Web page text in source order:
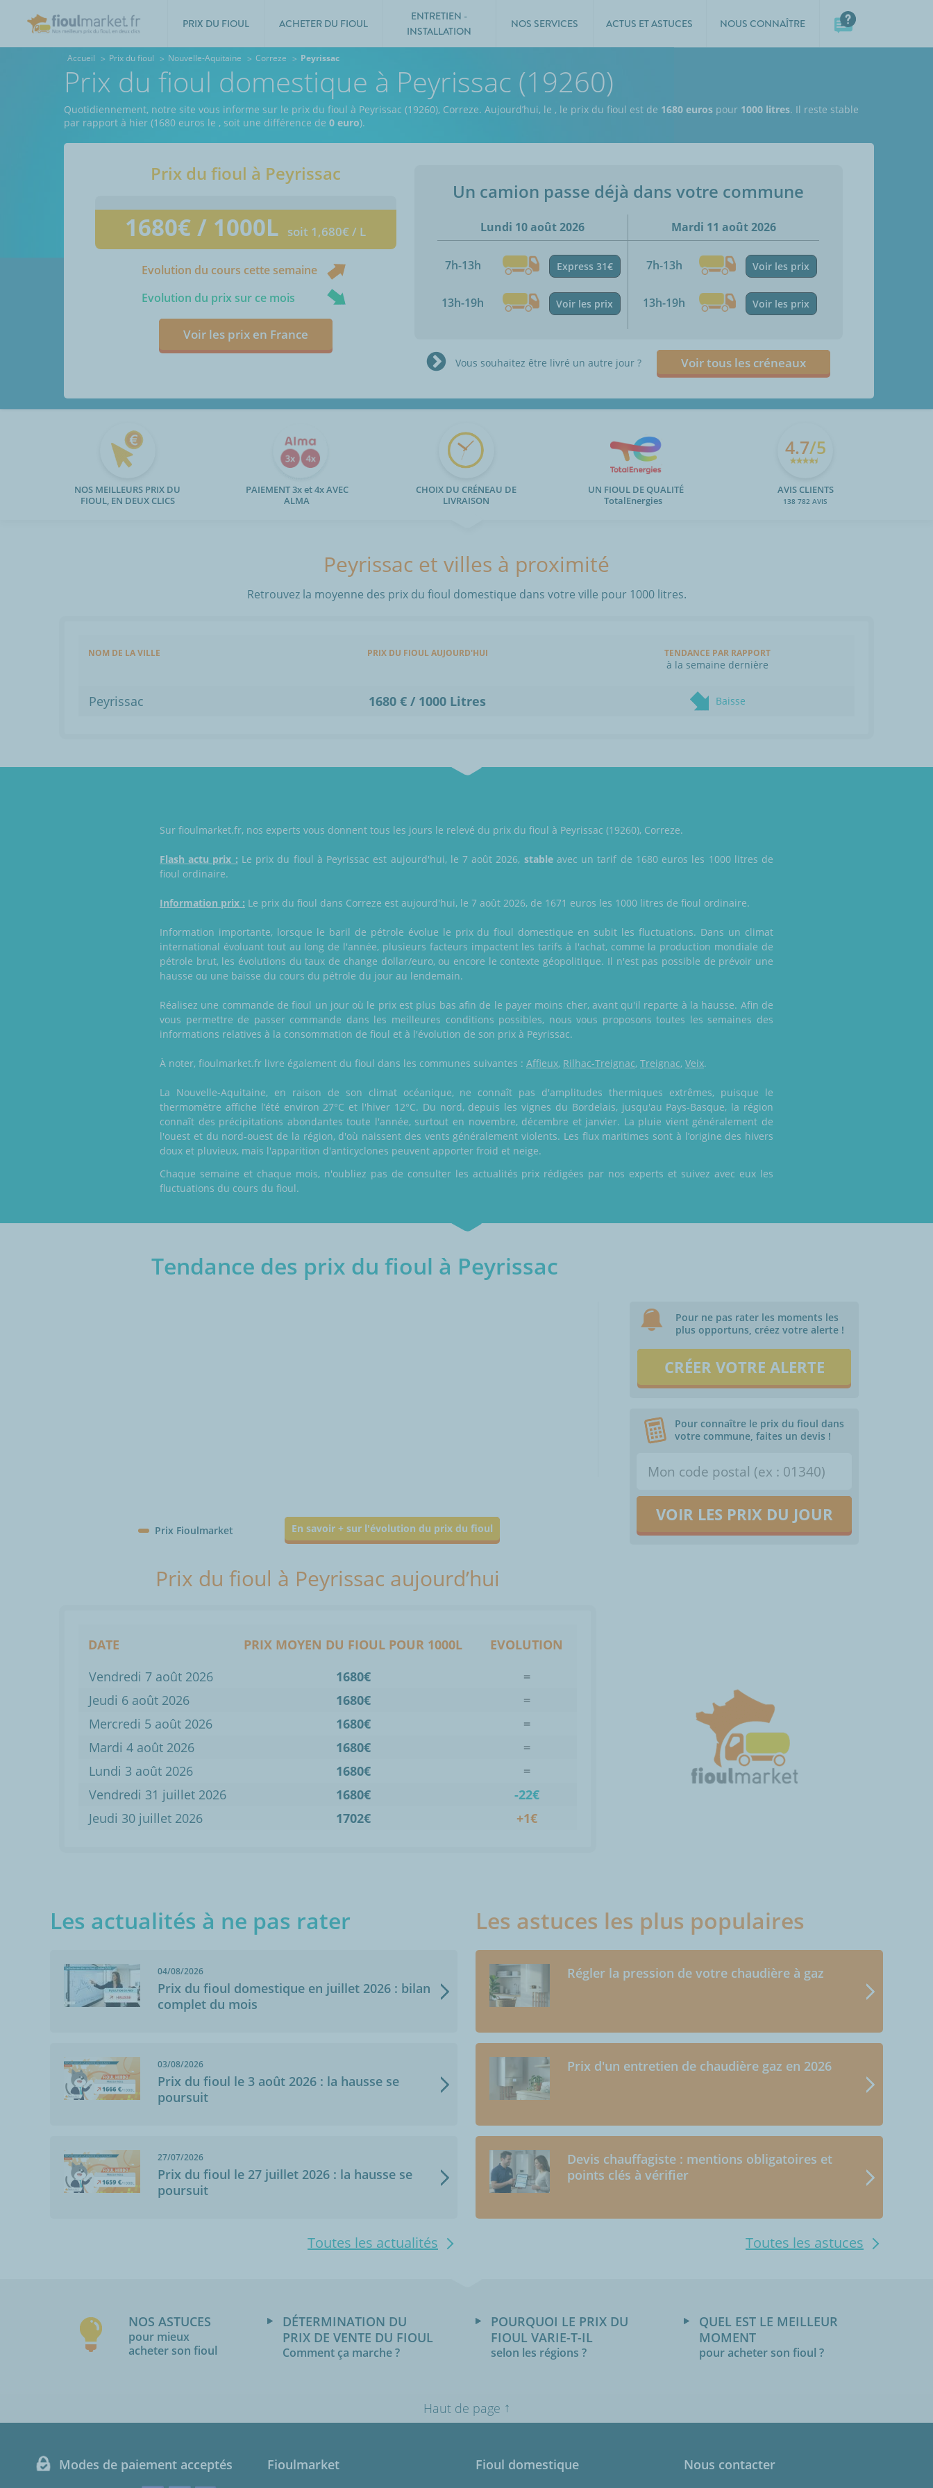
PRIX DU FIOUL ACHETER DU FIOUL
ENTRETIEN -
INSTALLATION
NOS SERVICES ACTUS ET ASTUCES NOUS CONNAÎTRE
Accueil Prix du fioul Nouvelle-Aquitaine Correze Peyrissac
Prix du fioul domestique à Peyrissac (19260)
Quotidiennement, notre site vous informe sur le prix du fioul à Peyrissac (19260), Correze. Aujourd’hui, le , le prix du fioul est de 1680 euros pour 1000 litres. Il reste stable
par rapport à hier (1680 euros le , soit une différence de 0 euro).
Prix du fioul à Peyrissac
1680€ / 1000L soit 1,680€ / L
Evolution du cours cette semaine
Evolution du prix sur ce mois
Voir les prix en France
Un camion passe déjà dans votre commune
Lundi 10 août 2026
7h-13h Express 31€
13h-19h Voir les prix
Mardi 11 août 2026
7h-13h Voir les prix
13h-19h Voir les prix
Vous souhaitez être livré un autre jour ? Voir tous les créneaux
NOS MEILLEURS PRIX DU
FIOUL, EN DEUX CLICS
PAIEMENT 3x et 4x AVEC
ALMA
CHOIX DU CRÉNEAU DE
LIVRAISON
UN FIOUL DE QUALITÉ
TotalEnergies
4.7/5
AVIS CLIENTS
138 782 AVIS
Peyrissac et villes à proximité
Retrouvez la moyenne des prix du fioul domestique dans votre ville pour 1000 litres.
NOM DE LA VILLE PRIX DU FIOUL AUJOURD'HUI TENDANCE PAR RAPPORT
à la semaine dernière
Peyrissac 1680 € / 1000 Litres Baisse
Sur fioulmarket.fr, nos experts vous donnent tous les jours le relevé du prix du fioul à Peyrissac (19260), Correze.
Flash actu prix : Le prix du fioul à Peyrissac est aujourd'hui, le 7 août 2026, stableavec un tarif de 1680 euros les 1000 litres de
fioul ordinaire.
Information prix : Le prix du fioul dans Correze est aujourd'hui, le 7 août 2026, de 1671 euros les 1000 litres de fioul ordinaire.
Information importante, lorsque le baril de pétrole évolue le prix du fioul domestique en subit les fluctuations. Dans un climat
international évoluant tout au long de l'année, plusieurs facteurs impactent les tarifs à l'achat, comme la production mondiale de
pétrole brut, les évolutions du taux de change dollar/euro, ou encore le contexte géopolitique. Il n'est pas possible de prévoir une
hausse ou une baisse du cours du pétrole du jour au lendemain.
Réalisez une commande de fioul un jour où le prix est plus bas afin de le payer moins cher, avant qu'il reparte à la hausse. Afin de
vous permettre de passer commande dans les meilleures conditions possibles, nous vous proposons toutes les semaines des
informations relatives à la consommation de fioul et à l'évolution de son prix à Peyrissac.
À noter, fioulmarket.fr livre également du fioul dans les communes suivantes : Affieux, Rilhac-Treignac, Treignac, Veix.
La Nouvelle-Aquitaine, en raison de son climat océanique, ne connaît pas d'amplitudes thermiques extrêmes, puisque le
thermomètre affiche l’été environ 27°C et l'hiver 12°C. Du nord, depuis les vignes du Bordelais, jusqu'au Pays-Basque, la région
connaît des précipitations abondantes toute l'année, surtout en novembre, décembre et janvier. La pluie vient généralement de
l'ouest et du nord-ouest de la région, d'où naissent des vents généralement violents. Les flux maritimes sont à l’origine des hivers
doux et pluvieux, mais l'apparition d'anticyclones peuvent apporter froid et neige.
Chaque semaine et chaque mois, n'oubliez pas de consulter les actualités prix rédigées par nos experts et suivez avec eux les
fluctuations du cours du fioul.
Tendance des prix du fioul à Peyrissac
Prix Fioulmarket En savoir + sur l'évolution du prix du fioul
Pour ne pas rater les moments les
plus opportuns, créez votre alerte !
CRÉER VOTRE ALERTE
Pour connaître le prix du fioul dans
votre commune, faites un devis !
VOIR LES PRIX DU JOUR
Prix du fioul à Peyrissac aujourd’hui
DATE PRIX MOYEN DU FIOUL POUR 1000L
EVOLUTION
Vendredi 7 août 2026
1680€
=
Jeudi 6 août 2026
1680€
=
Mercredi 5 août 2026
1680€
=
Mardi 4 août 2026
1680€
=
Lundi 3 août 2026
1680€
=
Vendredi 31 juillet 2026
1680€
-22€
Jeudi 30 juillet 2026
1702€ +1€
Les actualités à ne pas rater
04/08/2026
Prix du fioul domestique en juillet 2026 : bilan
complet du mois
03/08/2026
Prix du fioul le 3 août 2026 : la hausse se
poursuit
27/07/2026
Prix du fioul le 27 juillet 2026 : la hausse se
poursuit
Toutes les actualités
Les astuces les plus populaires
Régler la pression de votre chaudière à gaz
Prix d'un entretien de chaudière gaz en 2026
Devis chauffagiste : mentions obligatoires et
points clés à vérifier
Toutes les astuces
NOS ASTUCES
pour mieux
acheter son fioul
DÉTERMINATION DU
PRIX DE VENTE DU FIOUL
Comment ça marche ?
POURQUOI LE PRIX DU
FIOUL VARIE-T-IL
selon les régions ?
QUEL EST LE MEILLEUR
MOMENT
pour acheter son fioul ?
Haut de page ↑
Modes de paiement acceptés Fioulmarket Fioul domestique Nous contacter